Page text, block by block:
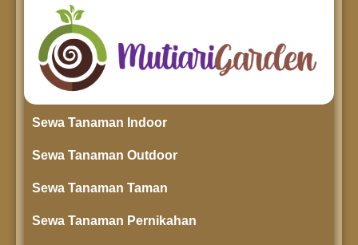
Sewa Tanaman Indoor
Sewa Tanaman Outdoor
Sewa Tanaman Taman
Sewa Tanaman Pernikahan